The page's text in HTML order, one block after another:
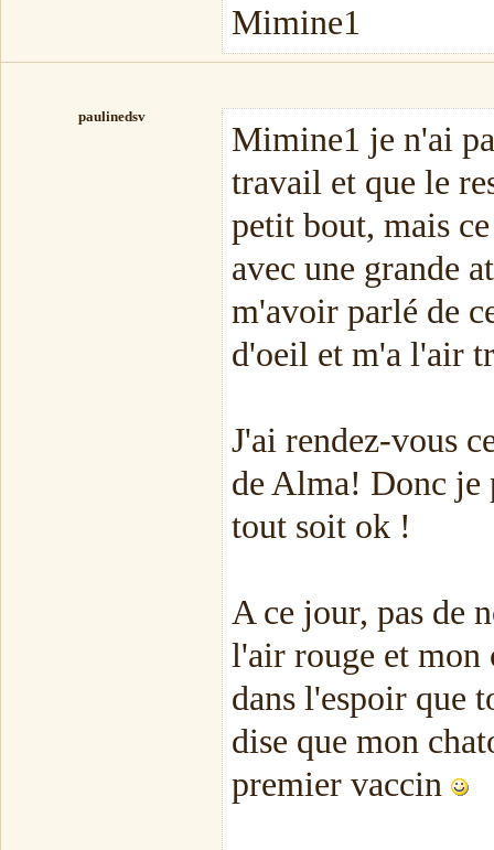
Mimine1
paulinedsv
Mimine1 je n'ai
travail et que le
petit bout, mais
avec une grande
m'avoir parlé de
d'oeil et m'a l'air
J'ai rendez-vous
de Alma! Donc je
tout soit ok !
A ce jour, pas de
l'air rouge et mon
dans l'espoir que
dise que mon
premier vaccin